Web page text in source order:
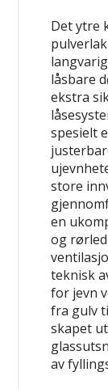
Det ytre
låsbare
ekstra
spesielt
store
en
og
teknisk
for jevn
fra gulv
skapet
av